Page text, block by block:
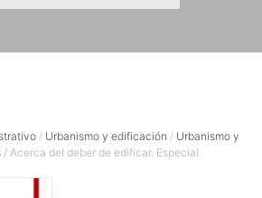
/ Urbanismo y edificación / Urbanismo y
/ Acerca del deber de edificar. Especial